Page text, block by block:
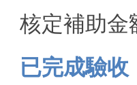
核定補助金
已完成驗